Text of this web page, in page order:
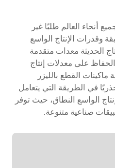
أنحاء العالم طلبًا غير
وقدرات الإنتاج الواسع
الحديثة معدات متقدمة
على معدلات إنتاج
ماكينات القطع بالليزر
في الطريقة التي يتعامل
الواسع النطاق، حيث توفر
صناعية متنوعة.